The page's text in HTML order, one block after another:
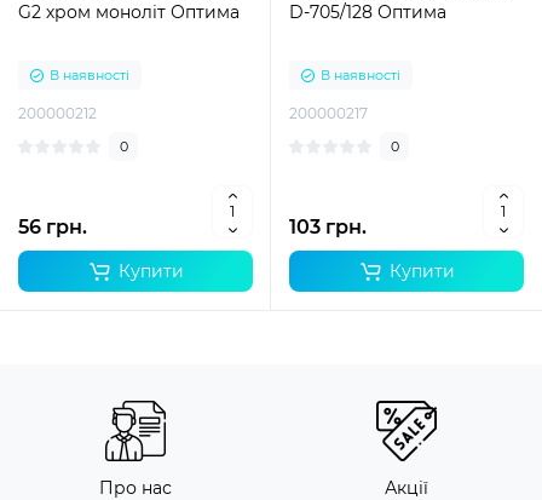
G2 хром моноліт Оптима
В наявності
200000212
0
56 грн.
Купити
D-705/128 Оптима
В наявності
200000217
0
103 грн.
Купити
Про нас
Акції